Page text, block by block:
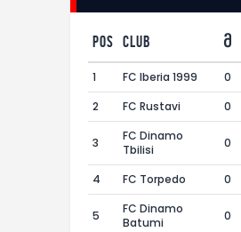
Pos Club მ
1 FC Iberia 1999 0
2
FC Rustavi 0
3
FC Dinamo
Tbilisi
0
4 FC Torpedo 0
5
FC Dinamo
Batumi
0